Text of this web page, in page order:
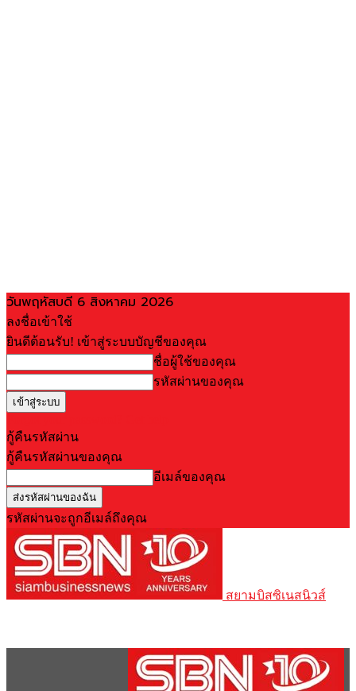
วันพฤหัสบดี 6 สิงหาคม 2026
ลงชื่อเข้าใช้
ยินดีต้อนรับ! เข้าสู่ระบบบัญชีของคุณ
ชื่อผู้ใช้ของคุณ
รหัสผ่านของคุณ
กู้คืนรหัสผ่าน
กู้คืนรหัสผ่านของคุณ
อีเมล์ของคุณ
รหัสผ่านจะถูกอีเมล์ถึงคุณ
สยามบิสซิเนสนิวส์